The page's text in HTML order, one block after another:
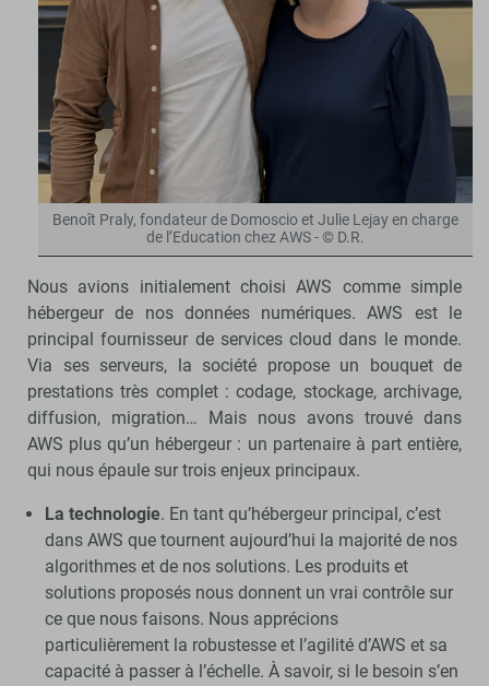
Benoît Praly, fondateur de Domoscio et Julie Lejay en charge
de l’Education chez AWS - © D.R.
Nous avions initialement choisi AWS comme simple
hébergeur de nos données numériques. AWS est le
principal fournisseur de services cloud dans le monde.
Via ses serveurs, la société propose un bouquet de
prestations très complet : codage, stockage, archivage,
diffusion, migration… Mais nous avons trouvé dans
AWS plus qu’un hébergeur : un partenaire à part entière,
qui nous épaule sur trois enjeux principaux.
La technologie. En tant qu’hébergeur principal, c’est
dans AWS que tournent aujourd’hui la majorité de nos
algorithmes et de nos solutions. Les produits et
solutions proposés nous donnent un vrai contrôle sur
ce que nous faisons. Nous apprécions
particulièrement la robustesse et l’agilité d’AWS et sa
capacité à passer à l’échelle. À savoir, si le besoin s’en